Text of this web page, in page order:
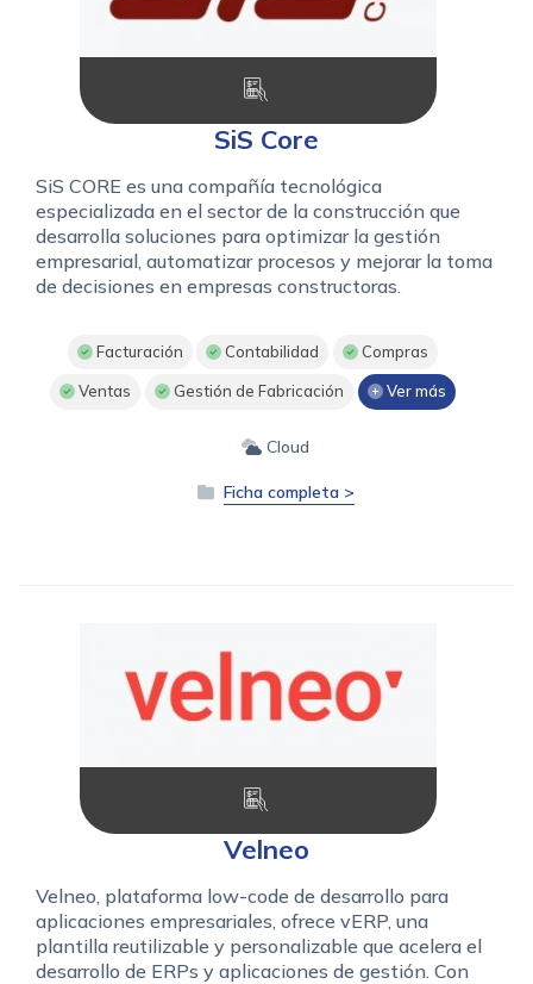
SiS Core
SiS CORE es una compañía tecnológica
especializada en el sector de la construcción que
desarrolla soluciones para optimizar la gestión
empresarial, automatizar procesos y mejorar la toma
de decisiones en empresas constructoras.
Facturación Contabilidad Compras
Ventas Gestión de Fabricación Ver más
Cloud
Ficha completa >
Velneo
Velneo, plataforma low-code de desarrollo para
aplicaciones empresariales, ofrece vERP, una
plantilla reutilizable y personalizable que acelera el
desarrollo de ERPs y aplicaciones de gestión. Con